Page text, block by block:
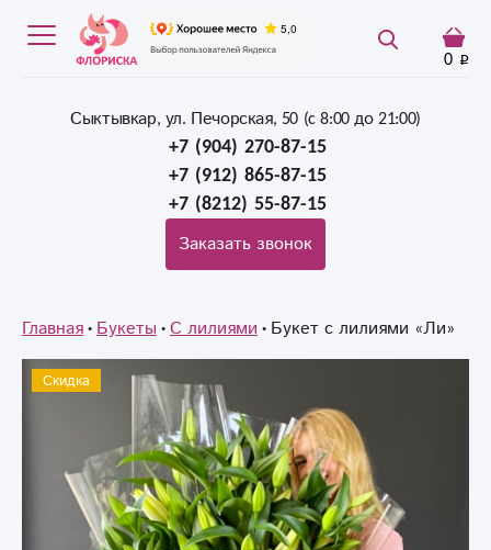
0
Сыктывкар, ул. Печорская, 50 (c 8:00 до 21:00)
+7 (904) 270-87-15
+7 (912) 865-87-15
+7 (8212) 55-87-15
Заказать звонок
Главная Букеты С лилиями Букет с лилиями «Ли»
Скидка